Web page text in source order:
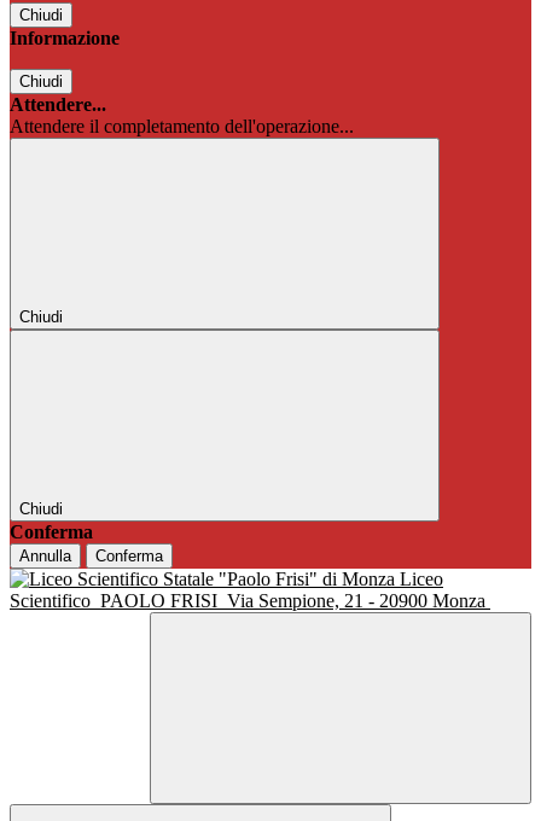
Chiudi
Informazione
Chiudi
Attendere...
Attendere il completamento dell'operazione...
Chiudi
Chiudi
Conferma
Annulla Conferma
Liceo
Scientifico PAOLO FRISI Via Sempione, 21 - 20900 Monza